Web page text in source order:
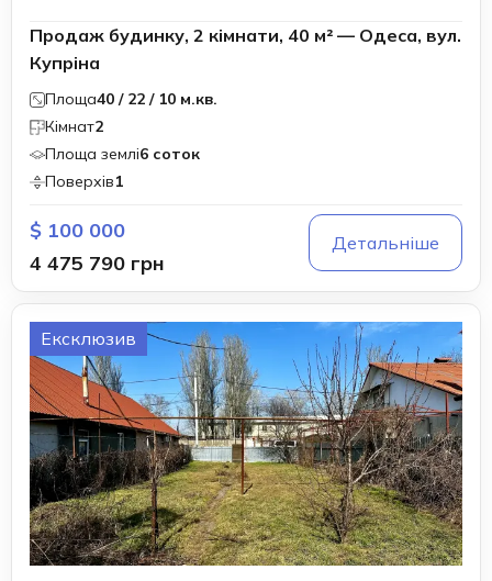
Продаж будинку, 2 кімнати, 40 м² — Одеса, вул.
Купріна
Площа40 / 22 / 10 м.кв.
Кімнат2
Площа землі6 соток
Поверхів1
$ 100 000
4 475 790 грн
Детальніше
Ексклюзив